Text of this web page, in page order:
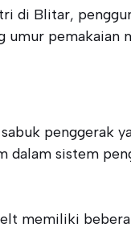
di Blitar,
umur pemakaian
penggerak
dalam sistem
memiliki